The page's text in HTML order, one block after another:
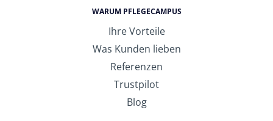
WARUM PFLEGECAMPUS
Ihre Vorteile
Was Kunden lieben
Referenzen
Trustpilot
Blog